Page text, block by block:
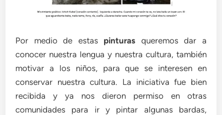
Por medio de estas pinturas queremos dar a
conocer nuestra lengua y nuestra cultura, también
motivar a los niños, para que se interesen en
conservar nuestra cultura. La iniciativa fue bien
recibida y ya nos dieron permiso en otras
comunidades para ir y pintar algunas bardas,